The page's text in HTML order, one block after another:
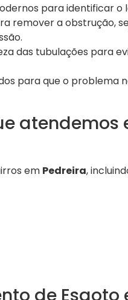
para identificar
remover a obstrução,
das tubulações para
para que o problema
atendemos
em Pedreira,
de Esgoto